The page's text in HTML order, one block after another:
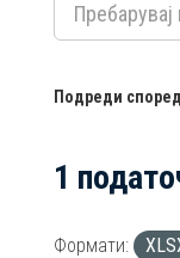
Подреди според
1
Формати: